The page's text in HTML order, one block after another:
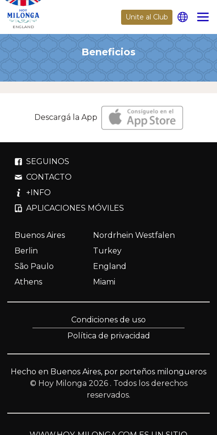
ENGLAND
Unite al Club
Beneficios
Descargá la App
SEGUINOS
CONTACTO
+INFO
APLICACIONES MÓVILES
Buenos Aires
Nordrhein Westfalen
Berlin
Turkey
São Paulo
England
Athens
Miami
Condiciones de uso
Política de privacidad
Hecho en Buenos Aires, por porteños milongueros
© Hoy Milonga 2026 . Todos los derechos
reservados.